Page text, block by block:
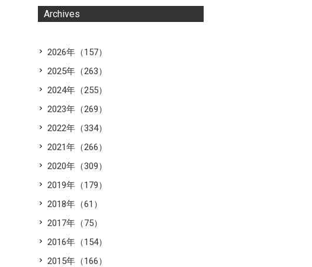
Archives
2026年（157）
2025年（263）
2024年（255）
2023年（269）
2022年（334）
2021年（266）
2020年（309）
2019年（179）
2018年（61）
2017年（75）
2016年（154）
2015年（166）